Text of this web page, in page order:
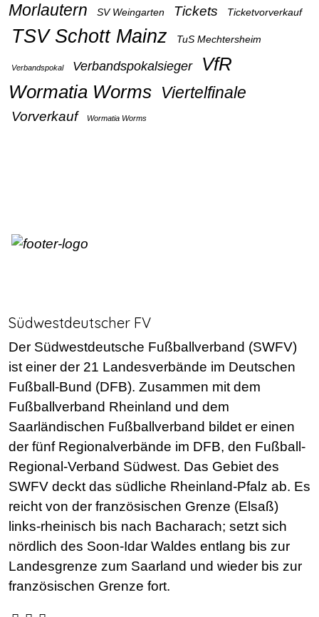
Morlautern
SV Weingarten Tickets Ticketvorverkauf
TSV Schott Mainz TuS Mechtersheim
Verbandspokal Verbandspokalsieger
VfR
Wormatia Worms Viertelfinale
Vorverkauf Wormatia Worms
Südwestdeutscher FV
Der Südwestdeutsche Fußballverband (SWFV)
ist einer der 21 Landesverbände im Deutschen
Fußball-Bund (DFB). Zusammen mit dem
Fußballverband Rheinland und dem
Saarländischen Fußballverband bildet er einen
der fünf Regionalverbände im DFB, den Fußball-
Regional-Verband Südwest. Das Gebiet des
SWFV deckt das südliche Rheinland-Pfalz ab. Es
reicht von der französischen Grenze (Elsaß)
links-rheinisch bis nach Bacharach; setzt sich
nördlich des Soon-Idar Waldes entlang bis zur
Landesgrenze zum Saarland und wieder bis zur
französischen Grenze fort.